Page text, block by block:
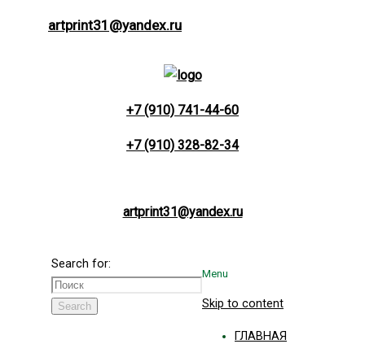
artprint31@yandex.ru
+7 (910) 741-44-60
+7 (910) 328-82-34
artprint31@yandex.ru
Search for:
Search
Menu
Skip to content
ГЛАВНАЯ